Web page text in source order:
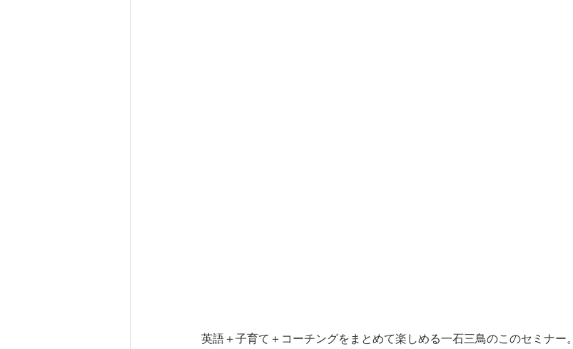
英語＋子育て＋コーチングをまとめて楽しめる一石三鳥のこのセミナー。